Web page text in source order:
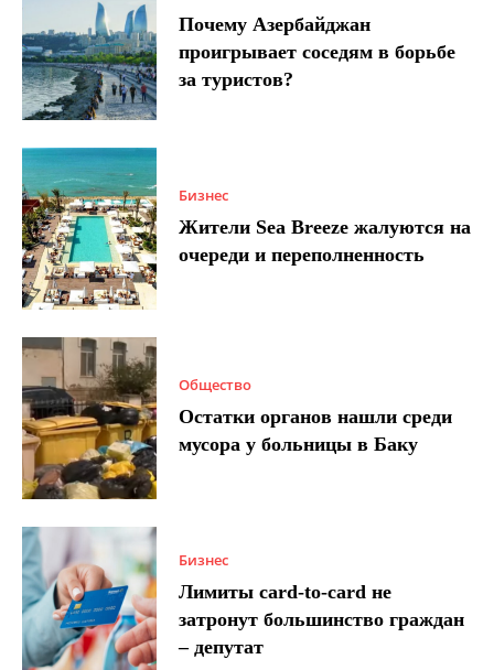
Почему Азербайджан
проигрывает соседям в борьбе
за туристов?
Бизнес
Жители Sea Breeze жалуются на
очереди и переполненность
Общество
Остатки органов нашли среди
мусора у больницы в Баку
Бизнес
Лимиты card-to-card не
затронут большинство граждан
– депутат